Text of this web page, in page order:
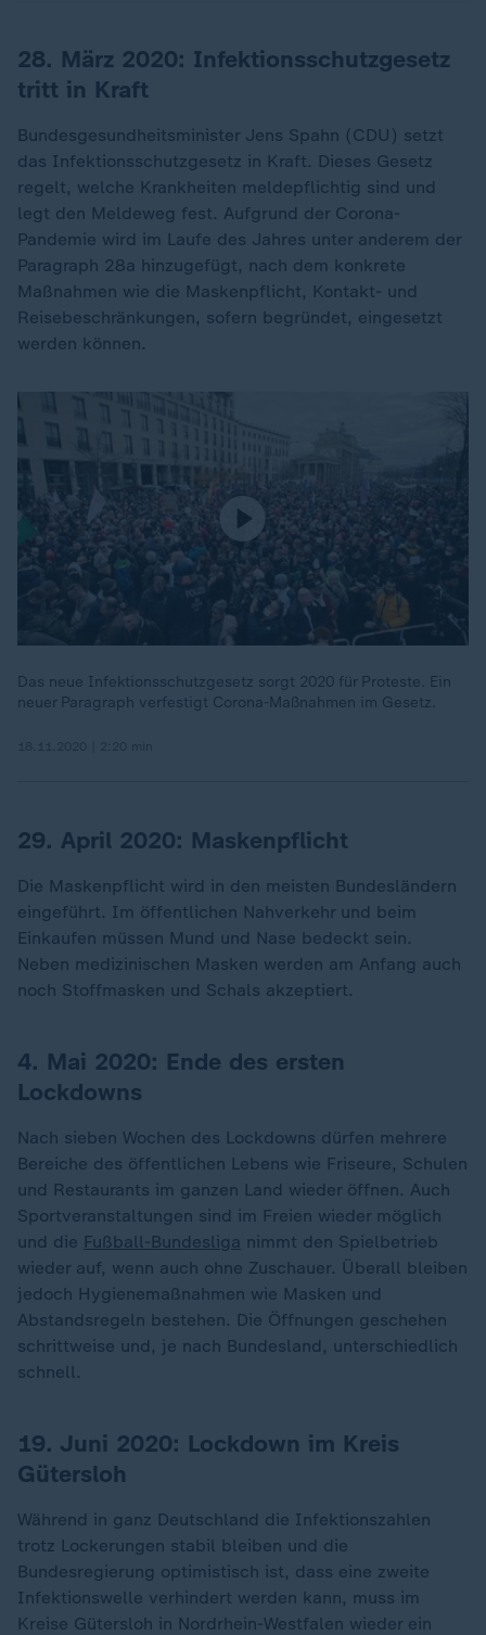
28. März 2020: Infektionsschutzgesetz
tritt in Kraft
Bundesgesundheitsminister Jens Spahn (CDU) setzt
das Infektionsschutzgesetz in Kraft. Dieses Gesetz
regelt, welche Krankheiten meldepflichtig sind und
legt den Meldeweg fest. Aufgrund der Corona-
Pandemie wird im Laufe des Jahres unter anderem der
Paragraph 28a hinzugefügt, nach dem konkrete
Maßnahmen wie die Maskenpflicht, Kontakt- und
Reisebeschränkungen, sofern begründet, eingesetzt
werden können.
Das neue Infektionsschutzgesetz sorgt 2020 für Proteste. Ein
neuer Paragraph verfestigt Corona-Maßnahmen im Gesetz.
29. April 2020: Maskenpflicht
Die Maskenpflicht wird in den meisten Bundesländern
eingeführt. Im öffentlichen Nahverkehr und beim
Einkaufen müssen Mund und Nase bedeckt sein.
Neben medizinischen Masken werden am Anfang auch
noch Stoffmasken und Schals akzeptiert.
4. Mai 2020: Ende des ersten
Lockdowns
Nach sieben Wochen des Lockdowns dürfen mehrere
Bereiche des öffentlichen Lebens wie Friseure, Schulen
und Restaurants im ganzen Land wieder öffnen. Auch
Sportveranstaltungen sind im Freien wieder möglich
und die Fußball-Bundesliga nimmt den Spielbetrieb
wieder auf, wenn auch ohne Zuschauer. Überall bleiben
jedoch Hygienemaßnahmen wie Masken und
Abstandsregeln bestehen. Die Öffnungen geschehen
schrittweise und, je nach Bundesland, unterschiedlich
schnell.
19. Juni 2020: Lockdown im Kreis
Gütersloh
Während in ganz Deutschland die Infektionszahlen
trotz Lockerungen stabil bleiben und die
Bundesregierung optimistisch ist, dass eine zweite
Infektionswelle verhindert werden kann, muss im
Kreise Gütersloh in Nordrhein-Westfalen wieder ein